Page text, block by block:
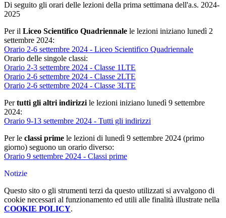
Di seguito gli orari delle lezioni della prima settimana dell'a.s. 2024-
2025
Per il Liceo Scientifico Quadriennale le lezioni iniziano lunedì 2
settembre 2024:
Orario 2-6 settembre 2024 - Liceo Scientifico Quadriennale
Orario delle singole classi:
Orario 2-3 settembre 2024 - Classe 1LTE
Orario 2-6 settembre 2024 - Classe 2LTE
Orario 2-6 settembre 2024 - Classe 3LTE
Pertutti gli altri indirizzi le lezioni iniziano lunedì 9 settembre
2024:
Orario 9-13 settembre 2024 - Tutti gli indirizzi
Per le classi prime le lezioni di lunedì 9 settembre 2024 (primo
giorno) seguono un orario diverso:
Orario 9 settembre 2024 - Classi prime
Notizie
Questo sito o gli strumenti terzi da questo utilizzati si avvalgono di
cookie necessari al funzionamento ed utili alle finalità illustrate nella
COOKIE POLICY.